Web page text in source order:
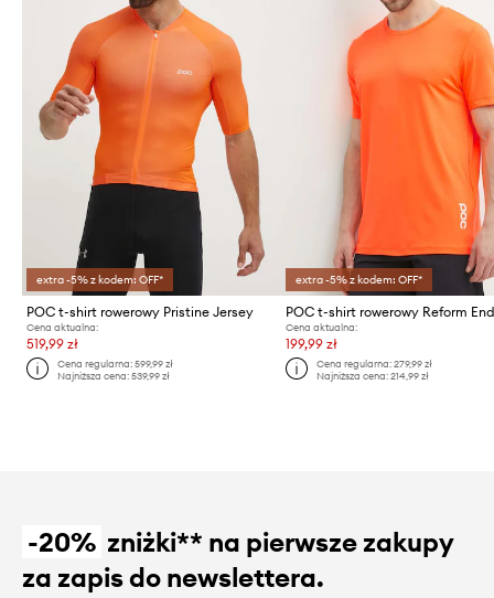
extra -5% z kodem: OFF*
POC t-shirt rowerowy Pristine Jersey
Cena aktualna:
519,99 zł
Cena regularna:599,99 zł
Najniższa cena:539,99 zł
extra -5% z kodem: OFF*
Cena aktualna:
199,99 zł
Cena regularna: 279,99 zł
Najniższa cena: 214,99 zł
-20% zniżki** na pierwsze zakupy
za zapis do newslettera.